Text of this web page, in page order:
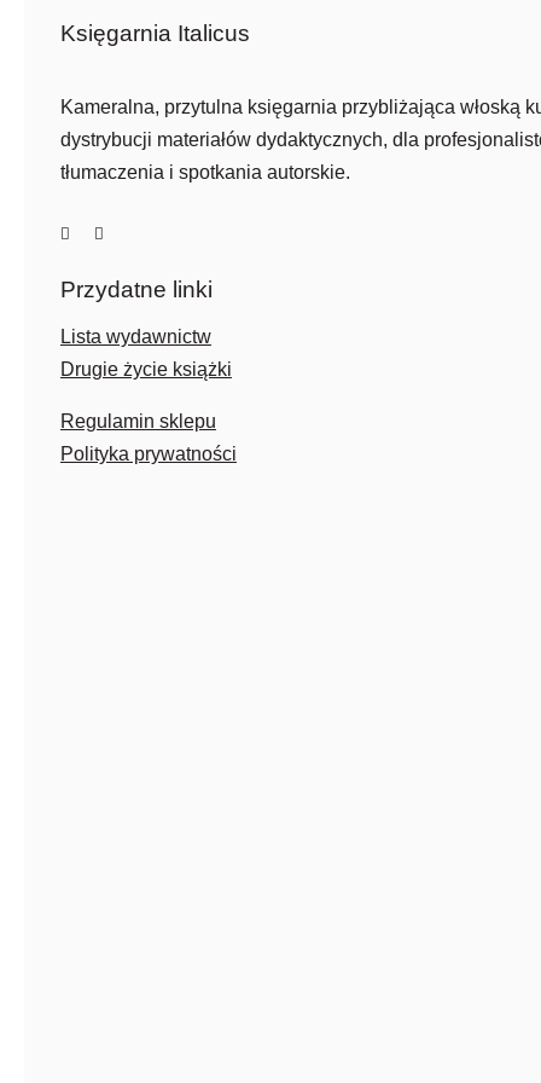
Księgarnia Italicus
Kameralna, przytulna księgarnia przybliżająca włoską
dystrybucji materiałów dydaktycznych, dla
tłumaczenia i spotkania autorskie.
Przydatne linki
Lista wydawnictw
Drugie życie książki
Regulamin sklepu
Polityka prywatności